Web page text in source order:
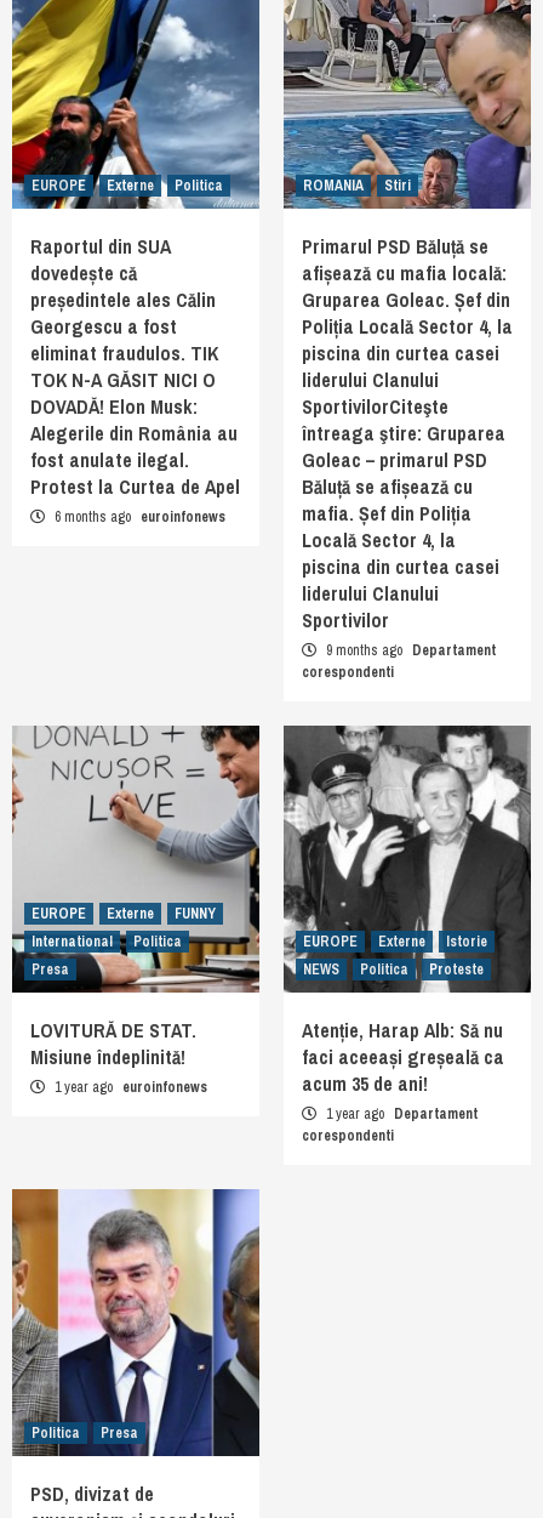
EUROPE Externe Politica
Raportul din SUA
dovedește că
președintele ales Călin
Georgescu a fost
eliminat fraudulos. TIK
TOK N-A GĂSIT NICI O
DOVADĂ! Elon Musk:
Alegerile din România au
fost anulate ilegal.
Protest la Curtea de Apel
6 months ago euroinfonews
ROMANIA Stiri
Primarul PSD Băluță se
afișează cu mafia locală:
Gruparea Goleac. Șef din
Poliția Locală Sector 4, la
piscina din curtea casei
liderului Clanului
SportivilorCiteşte
întreaga ştire: Gruparea
Goleac – primarul PSD
Băluță se afișează cu
mafia. Șef din Poliția
Locală Sector 4, la
piscina din curtea casei
liderului Clanului
Sportivilor
9 months ago Departament
corespondenti
EUROPE Externe
FUNNY
International
Politica
Presa
LOVITURĂ DE STAT.
Misiune îndeplinită!
1 year ago euroinfonews
EUROPE Externe
Istorie
NEWS
Politica Proteste
Atenție, Harap Alb: Să nu
faci aceeași greșeală ca
acum 35 de ani!
1 year ago Departament
corespondenti
Politica Presa
PSD, divizat de